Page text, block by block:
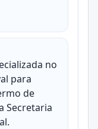
no
para
de
Secretaria